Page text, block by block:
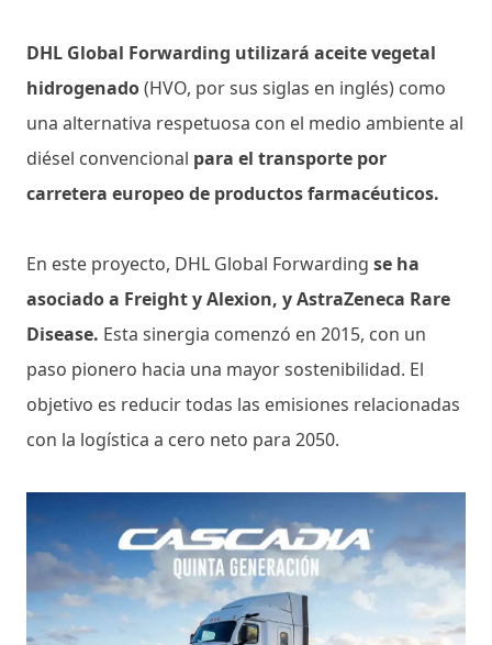
DHL Global Forwarding utilizará aceite vegetal
hidrogenado(HVO, por sus siglas en inglés) como
una alternativa respetuosa con el medio ambiente al
diésel convencional para el transporte por
carretera europeo de productos farmacéuticos.
En este proyecto, DHL Global Forwarding se ha
asociado a Freight y Alexion, y AstraZeneca Rare
Disease. Esta sinergia comenzó en 2015, con un
paso pionero hacia una mayor sostenibilidad. El
objetivo es reducir todas las emisiones relacionadas
con la logística a cero neto para 2050.